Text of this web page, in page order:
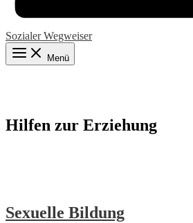
Sozialer Wegweiser
Menü
Hilfen zur Erziehung
Sexuelle Bildung